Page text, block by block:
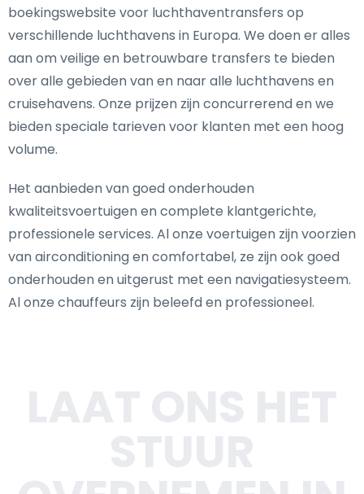
boekingswebsite voor luchthaventransfers op
verschillende luchthavens in Europa. We doen er alles
aan om veilige en betrouwbare transfers te bieden
over alle gebieden van en naar alle luchthavens en
cruisehavens. Onze prijzen zijn concurrerend en we
bieden speciale tarieven voor klanten met een hoog
volume.
Het aanbieden van goed onderhouden
kwaliteitsvoertuigen en complete klantgerichte,
professionele services. Al onze voertuigen zijn voorzien
van airconditioning en comfortabel, ze zijn ook goed
onderhouden en uitgerust met een navigatiesysteem.
Al onze chauffeurs zijn beleefd en professioneel.